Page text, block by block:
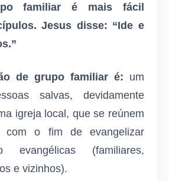
familiar é mais fácil
Jesus disse: “Ide e
de grupo familiar é: um
salvas, devidamente
igreja local, que se reúnem
com o fim de evangelizar
evangélicas (familiares,
e vizinhos).